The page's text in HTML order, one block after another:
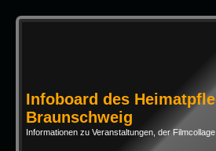
Infoboard des
Braunschweig
Informationen zu Veranstaltungen, der